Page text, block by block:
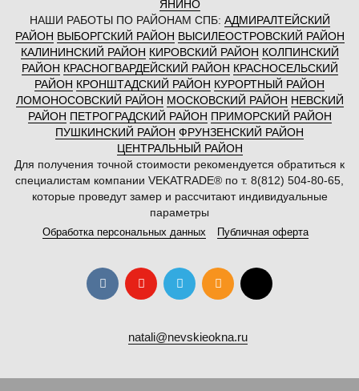
ЯНИНО
НАШИ РАБОТЫ ПО РАЙОНАМ СПБ: АДМИРАЛТЕЙСКИЙ
РАЙОН ВЫБОРГСКИЙ РАЙОН ВЫСИЛЕОСТРОВСКИЙ РАЙОН
КАЛИНИНСКИЙ РАЙОН КИРОВСКИЙ РАЙОН КОЛПИНСКИЙ
РАЙОН КРАСНОГВАРДЕЙСКИЙ РАЙОН КРАСНОСЕЛЬСКИЙ
РАЙОН КРОНШТАДСКИЙ РАЙОН КУРОРТНЫЙ РАЙОН
ЛОМОНОСОВСКИЙ РАЙОН МОСКОВСКИЙ РАЙОН НЕВСКИЙ
РАЙОН ПЕТРОГРАДСКИЙ РАЙОН ПРИМОРСКИЙ РАЙОН
ПУШКИНСКИЙ РАЙОН ФРУНЗЕНСКИЙ РАЙОН
ЦЕНТРАЛЬНЫЙ РАЙОН
Для получения точной стоимости рекомендуется обратиться к
специалистам компании VEKATRADE® по т. 8(812) 504-80-65,
которые проведут замер и рассчитают индивидуальные
параметры
Обработка персональных данных Публичная оферта
natali@nevskieokna.ru